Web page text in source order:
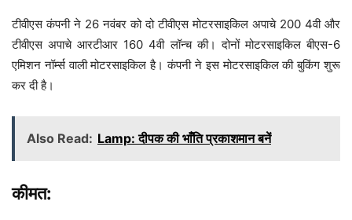
टीवीएस कंपनी ने 26 नवंबर को दो टीवीएस मोटरसाइकिल अपाचे 200 4वी और
टीवीएस अपाचे आरटीआर 160 4वी लॉन्च की। दोनों मोटरसाइकिल बीएस-6
एमिशन नॉर्म्स वाली मोटरसाइकिल है। कंपनी ने इस मोटरसाइकिल की बुकिंग शुरू
कर दी है।
Also Read: Lamp: दीपक की भाँति प्रकाशमान बनें
कीमत: